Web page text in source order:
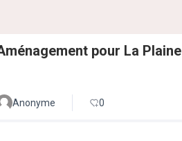
pour La Plaine
Anonyme 0